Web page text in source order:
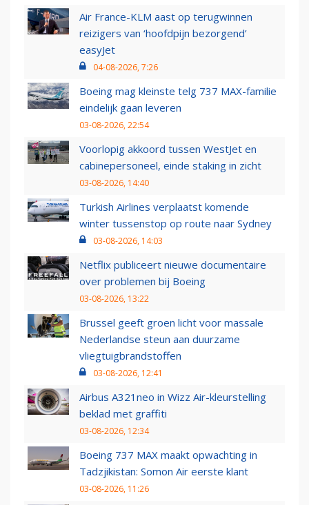
Air France-KLM aast op terugwinnen
reizigers van ‘hoofdpijn bezorgend’
easyJet
04-08-2026, 7:26
Boeing mag kleinste telg 737 MAX-familie
eindelijk gaan leveren
03-08-2026, 22:54
Voorlopig akkoord tussen WestJet en
cabinepersoneel, einde staking in zicht
03-08-2026, 14:40
Turkish Airlines verplaatst komende
winter tussenstop op route naar Sydney
03-08-2026, 14:03
Netflix publiceert nieuwe documentaire
over problemen bij Boeing
03-08-2026, 13:22
Brussel geeft groen licht voor massale
Nederlandse steun aan duurzame
vliegtuigbrandstoffen
03-08-2026, 12:41
Airbus A321neo in Wizz Air-kleurstelling
beklad met graffiti
03-08-2026, 12:34
Boeing 737 MAX maakt opwachting in
Tadzjikistan: Somon Air eerste klant
03-08-2026, 11:26